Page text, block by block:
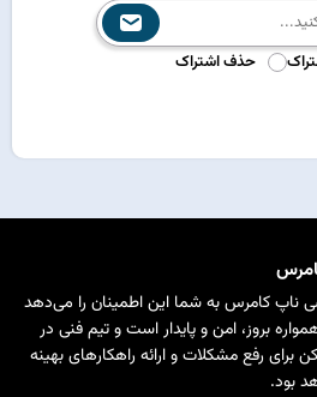
حذف اشتراک
ناپ کامرس به شما این اطمینان را می‌دهد
بروز، امن و پایدار است و تیم فنی در
برای رفع مشکلات و ارائه راهکارهای بهینه
بود.